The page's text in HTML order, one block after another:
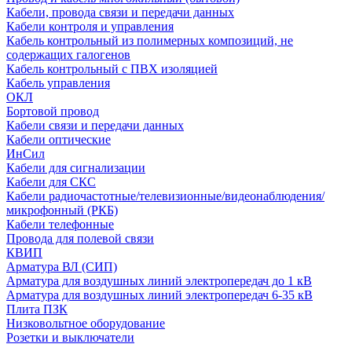
Кабели, провода связи и передачи данных
Кабели контроля и управления
Кабель контрольный из полимерных композиций, не
содержащих галогенов
Кабель контрольный с ПВХ изоляцией
Кабель управления
ОКЛ
Бортовой провод
Кабели связи и передачи данных
Кабели оптические
ИнСил
Кабели для сигнализации
Кабели для СКС
Кабели радиочастотные/телевизионные/видеонаблюдения/
микрофонный (РКБ)
Кабели телефонные
Провода для полевой связи
КВИП
Арматура ВЛ (СИП)
Арматура для воздушных линий электропередач до 1 кВ
Арматура для воздушных линий электропередач 6-35 кВ
Плита ПЗК
Низковольтное оборудование
Розетки и выключатели